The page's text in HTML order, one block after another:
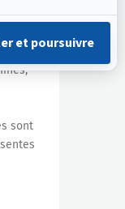
sont